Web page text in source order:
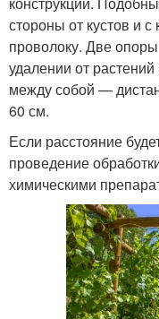
стороны от кустов и
проволоку. Две
удалении от
между собой —
60 см.
Если расстояние
проведение
химическими